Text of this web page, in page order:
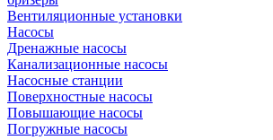
Вентиляционные установки
Насосы
Дренажные насосы
Канализационные насосы
Насосные станции
Поверхностные насосы
Повышающие насосы
Погружные насосы